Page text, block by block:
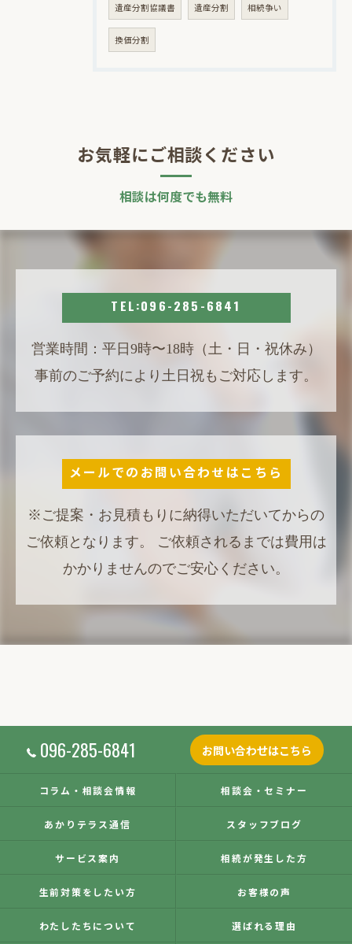
遺産分割協議書 遺産分割 相続争い
換価分割
お気軽にご相談ください
相談は何度でも無料
TEL:096-285-6841
営業時間：平日9時〜18時（土・日・祝休み）
事前のご予約により土日祝もご対応します。
メールでのお問い合わせはこちら
※ご提案・お見積もりに納得いただいてからの
ご依頼となります。 ご依頼されるまでは費用は
かかりませんのでご安心ください。
096-285-6841 お問い合わせはこちら
コラム・相談会情報 相談会・セミナー
あかりテラス通信 スタッフブログ
サービス案内 相続が発生した方
生前対策をしたい方 お客様の声
わたしたちについて 選ばれる理由